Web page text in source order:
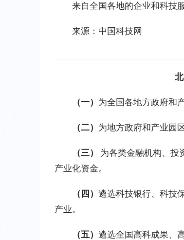
来自全国各地的企业和科技
来源：中国科技网
（一） 为全国各地方政府和
（二） 为地方政府和产业园
（三） 为各类金融机构、投
产业化资金。
（四） 遴选科技银行、科技
产业。
（五） 遴选全国高科成果、